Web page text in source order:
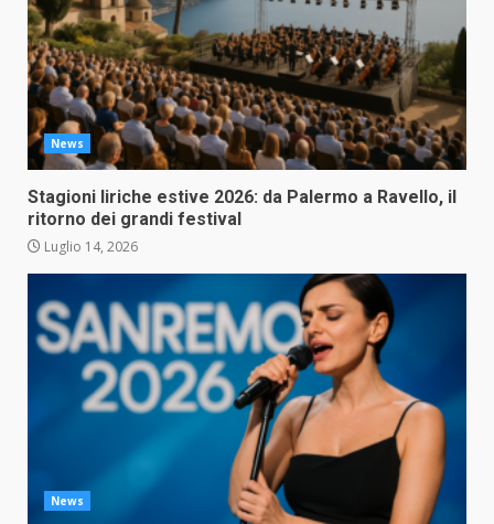
News
Stagioni liriche estive 2026: da Palermo a Ravello, il
ritorno dei grandi festival
Luglio 14, 2026
News